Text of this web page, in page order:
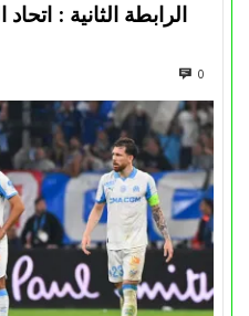
الرابطة الثانية :
0